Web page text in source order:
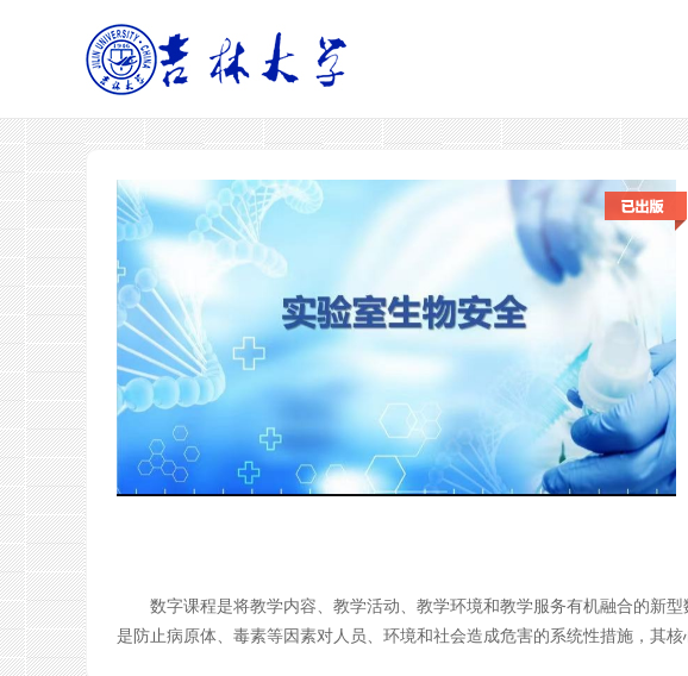
数字课程是将教学内容、教学活动、教学环境和教学服务有机融合的新型
是防止病原体、毒素等因素对人员、环境和社会造成危害的系统性措施，其